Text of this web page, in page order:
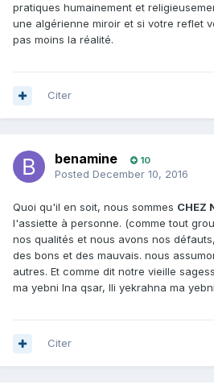
pratiques humainement et
une algérienne miroir et si votre reflet
pas moins la réalité.
Citer
benamine 10
Posted December 10, 2016
Quoi qu'il en soit, nous sommes CHEZ
l'assiette à personne. (comme tout
nos qualités et nous avons nos
des bons et des mauvais. nous
autres. Et comme dit notre vieille
ma yebni lna qsar, lli yekrahna ma
Citer